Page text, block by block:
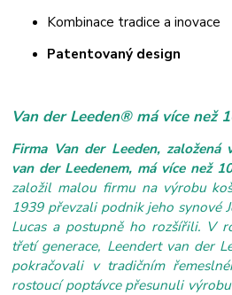
Kombinace tradice a inovace
Patentovaný design
Van der Leeden® má více než
Firma Van der Leeden, založená
van der Leedenem, má více než
založil malou firmu na výrobu
1939 převzali podnik jeho synové
Lucas a postupně ho rozšířili. V
třetí generace, Leendert van der
pokračovali v tradičním
rostoucí poptávce přesunuli